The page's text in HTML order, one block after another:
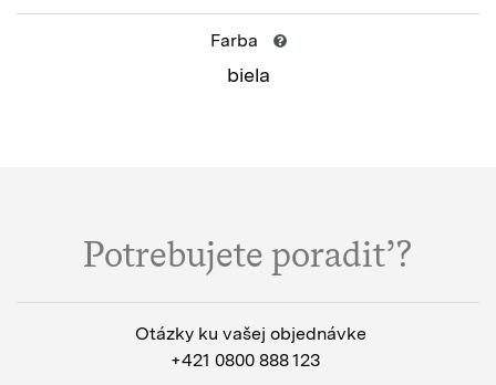
Farba
biela
Potrebujete poradiť?
Otázky ku vašej objednávke
+421 0800 888 123